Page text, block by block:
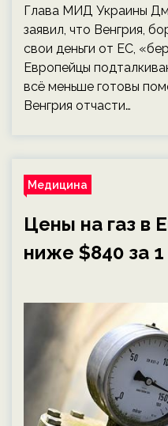
Глава МИД Украины
заявил, что Венгрия,
свои деньги от ЕС,
Европейцы
всё меньше готовы
Венгрия отчасти…
Медицина
Цены на газ в
ниже $840 за